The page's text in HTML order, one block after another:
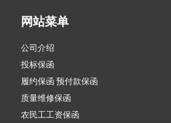
网站菜单
公司介绍
投标保函
履约保函 预付款保函
质量维修保函
农民工工资保函